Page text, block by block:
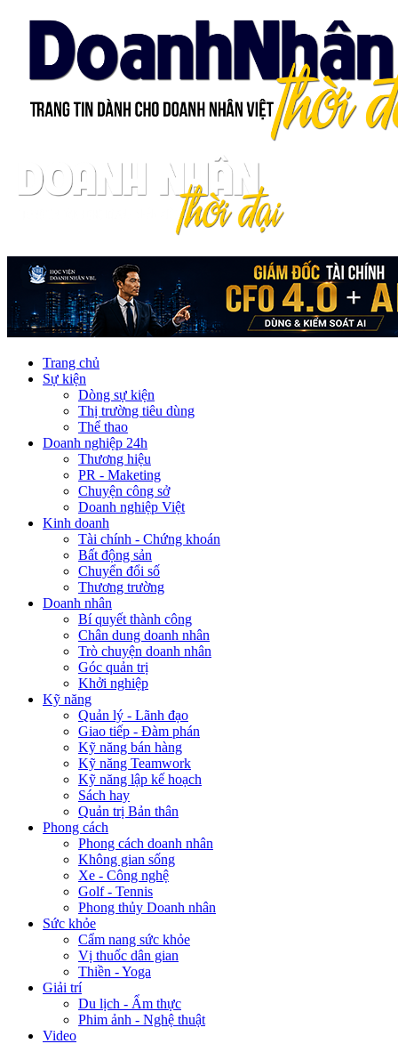
Trang chủ
Sự kiện
Dòng sự kiện
Thị trường tiêu dùng
Thể thao
Doanh nghiệp 24h
Thương hiệu
PR - Maketing
Chuyện công sở
Doanh nghiệp Việt
Kinh doanh
Tài chính - Chứng khoán
Bất động sản
Chuyển đổi số
Thương trường
Doanh nhân
Bí quyết thành công
Chân dung doanh nhân
Trò chuyện doanh nhân
Góc quản trị
Khởi nghiệp
Kỹ năng
Quản lý - Lãnh đạo
Giao tiếp - Đàm phán
Kỹ năng bán hàng
Kỹ năng Teamwork
Kỹ năng lập kế hoạch
Sách hay
Quản trị Bản thân
Phong cách
Phong cách doanh nhân
Không gian sống
Xe - Công nghệ
Golf - Tennis
Phong thủy Doanh nhân
Sức khỏe
Cẩm nang sức khỏe
Vị thuốc dân gian
Thiền - Yoga
Giải trí
Du lịch - Ẩm thực
Phim ảnh - Nghệ thuật
Video